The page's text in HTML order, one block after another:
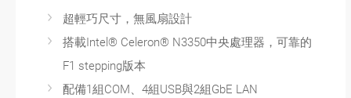
超輕巧尺寸，無風扇設計
搭載Intel® Celeron® N3350中央處理器，可靠的
F1 stepping版本
配備1組COM、4組USB與2組GbE LAN